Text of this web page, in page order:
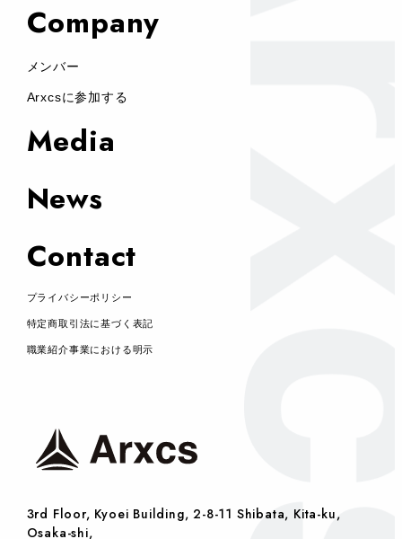
3rd Floor, Kyoei Building, 2-8-11 Shibata, Kita-ku,
Osaka-shi,
Company
メンバー
Arxcsに参加する
Media
News
Contact
プライバシーポリシー
特定商取引法に基づく表記
職業紹介事業における明示